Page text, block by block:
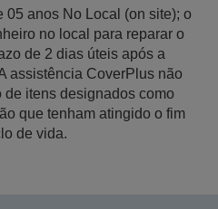
anos No Local (on site); o
no local para reparar o
de 2 dias úteis após a
assistência CoverPlus não
itens designados como
que tenham atingido o fim
de vida.